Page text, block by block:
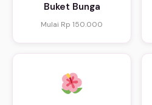
Buket Bunga
Mulai Rp 150.000